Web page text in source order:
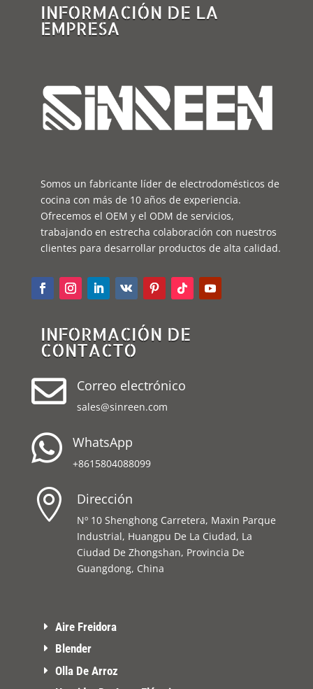
INFORMACIÓN DE LA
EMPRESA
Somos un fabricante líder de electrodomésticos de
cocina con más de 10 años de experiencia.
Ofrecemos el OEM y el ODM de servicios,
trabajando en estrecha colaboración con nuestros
clientes para desarrollar productos de alta calidad.
INFORMACIÓN DE
CONTACTO
 Correo electrónico
sales@sinreen.com
 WhatsApp
+8615804088099
 Dirección
Nº 10 Shenghong Carretera, Maxin Parque
Industrial, Huangpu De La Ciudad, La
Ciudad De Zhongshan, Provincia De
Guangdong, China
Aire Freidora
Blender
Olla De Arroz